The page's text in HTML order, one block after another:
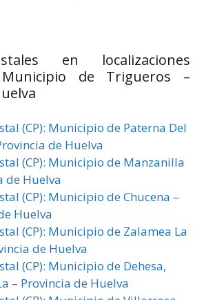
en localizaciones
de Trigueros –
(CP): Municipio de Paterna Del
de Huelva
(CP): Municipio de Manzanilla
de Huelva
(CP): Municipio de Chucena –
Huelva
(CP): Municipio de Zalamea La
de Huelva
(CP): Municipio de Dehesa,
– Provincia de Huelva